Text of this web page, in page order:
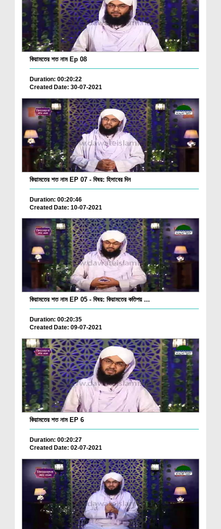
কিয়ামতের শত নাম Ep 08
Duration: 00:20:22
Created Date: 30-07-2021
কিয়ামতের শত নাম EP 07 - বিষয়: হিসাবের দিন
Duration: 00:20:46
Created Date: 10-07-2021
কিয়ামতের শত নাম EP 05 - বিষয়: কিয়ামতের কতিপয় ...
Duration: 00:20:35
Created Date: 09-07-2021
কিয়ামতের শত নাম EP 6
Duration: 00:20:27
Created Date: 02-07-2021